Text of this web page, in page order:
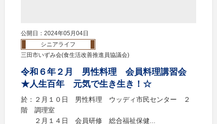
公開日：2024年05月04日
シニアライフ
三田市いずみ会(食生活改善推進員協議会)
令和６年２月 男性料理 会員料理講習会
★人生百年 元気で生き生き！☆
於：２月１０日 男性料理 ウッディ市民センター ２
階 調理室
２月１４日 会員研修 総合福祉保健...